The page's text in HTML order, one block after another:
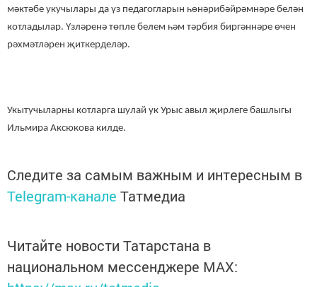
мәктәбе укучылары да үз педагогларын һөнәрибәйрәмнәре белән
котладылар. Үзләренә төпле белем һәм тәрбия биргәннәре өчен
рәхмәтләрен җиткерделәр.
Укытучыларны котларга шулай ук Урыс авыл җирлеге башлыгы
Ильмира Аксюкова килде.
Следите за самым важным и интересным в
Telegram-канале Татмедиа
Читайте новости Татарстана в
национальном мессенджере MАХ: